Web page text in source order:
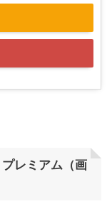
プレミアム（画